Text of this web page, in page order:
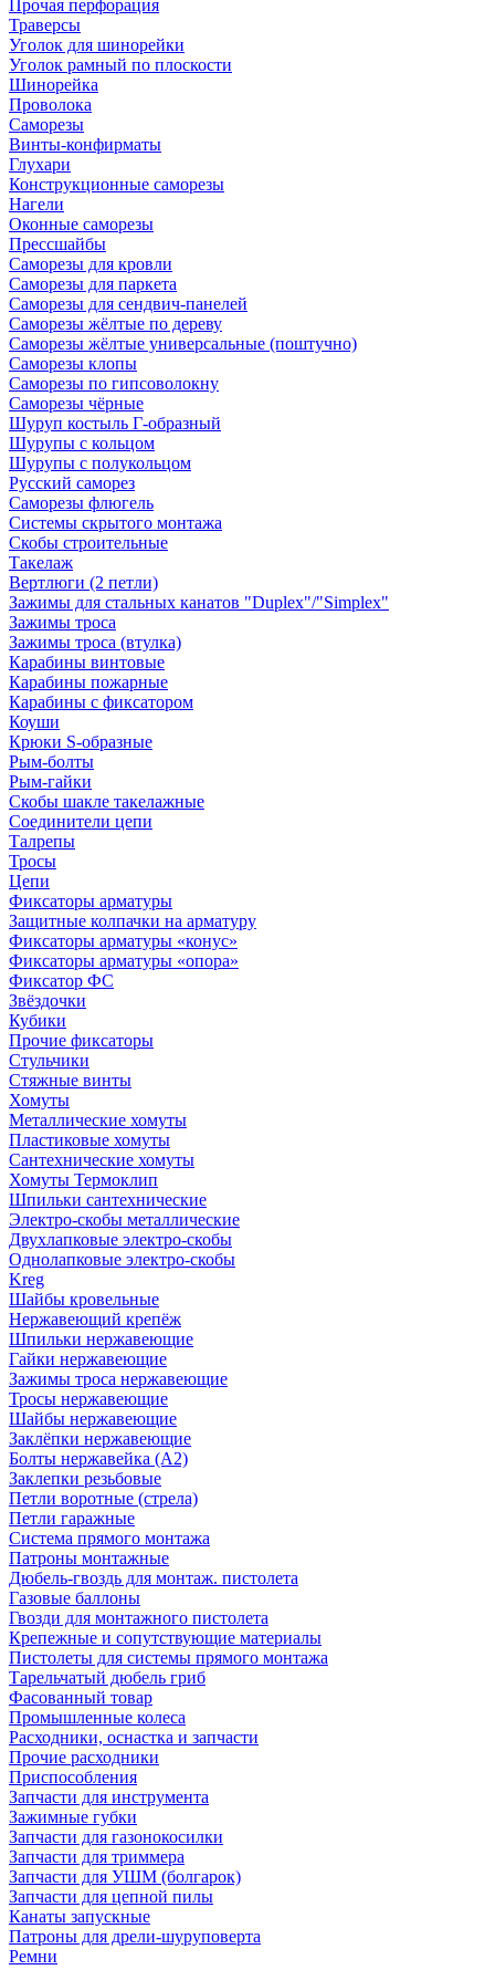
Прочая перфорация
Траверсы
Уголок для шинорейки
Уголок рамный по плоскости
Шинорейка
Проволока
Саморезы
Винты-конфирматы
Глухари
Конструкционные саморезы
Нагели
Оконные саморезы
Прессшайбы
Саморезы для кровли
Саморезы для паркета
Саморезы для сендвич-панелей
Саморезы жёлтые по дереву
Саморезы жёлтые универсальные (поштучно)
Саморезы клопы
Саморезы по гипсоволокну
Саморезы чёрные
Шуруп костыль Г-образный
Шурупы с кольцом
Шурупы с полукольцом
Русский саморез
Саморезы флюгель
Системы скрытого монтажа
Скобы строительные
Такелаж
Вертлюги (2 петли)
Зажимы для стальных канатов "Duplex"/"Simplex"
Зажимы троса
Зажимы троса (втулка)
Карабины винтовые
Карабины пожарные
Карабины с фиксатором
Коуши
Крюки S-образные
Рым-болты
Рым-гайки
Скобы шакле такелажные
Соединители цепи
Талрепы
Тросы
Цепи
Фиксаторы арматуры
Защитные колпачки на арматуру
Фиксаторы арматуры «конус»
Фиксаторы арматуры «опора»
Фиксатор ФС
Звёздочки
Кубики
Прочие фиксаторы
Стульчики
Стяжные винты
Хомуты
Металлические хомуты
Пластиковые хомуты
Сантехнические хомуты
Хомуты Термоклип
Шпильки сантехнические
Электро-скобы металлические
Двухлапковые электро-скобы
Однолапковые электро-скобы
Kreg
Шайбы кровельные
Нержавеющий крепёж
Шпильки нержавеющие
Гайки нержавеющие
Зажимы троса нержавеющие
Тросы нержавеющие
Шайбы нержавеющие
Заклёпки нержавеющие
Болты нержавейка (А2)
Заклепки резьбовые
Петли воротные (стрела)
Петли гаражные
Система прямого монтажа
Патроны монтажные
Дюбель-гвоздь для монтаж. пистолета
Газовые баллоны
Гвозди для монтажного пистолета
Крепежные и сопутствующие материалы
Пистолеты для системы прямого монтажа
Тарельчатый дюбель гриб
Фасованный товар
Промышленные колеса
Расходники, оснастка и запчасти
Прочие расходники
Приспособления
Запчасти для инструмента
Зажимные губки
Запчасти для газонокосилки
Запчасти для триммера
Запчасти для УШМ (болгарок)
Запчасти для цепной пилы
Канаты запускные
Патроны для дрели-шуруповерта
Ремни